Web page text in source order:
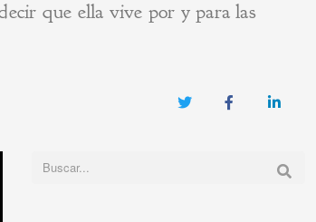
que ella vive por y para las
TwitterFacebookLinkedIn
Buscar: